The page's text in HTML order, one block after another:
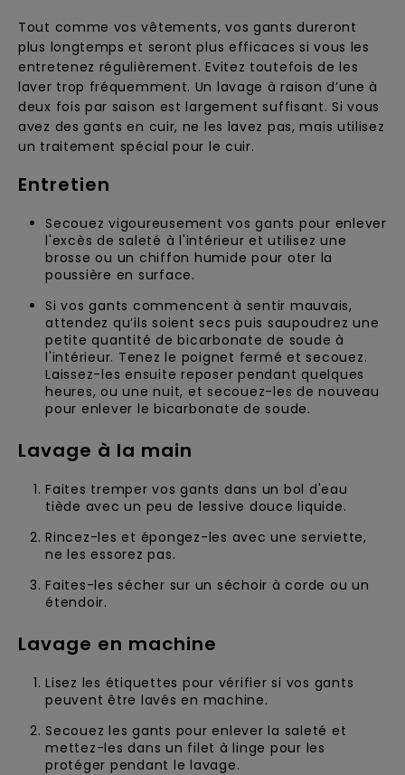
Tout comme vos vêtements, vos gants dureront
plus longtemps et seront plus efficaces si vous les
entretenez régulièrement. Evitez toutefois de les
laver trop fréquemment. Un lavage à raison d’une à
deux fois par saison est largement suffisant. Si vous
avez des gants en cuir, ne les lavez pas, mais utilisez
un traitement spécial pour le cuir.
Entretien
Secouez vigoureusement vos gants pour enlever
l'excès de saleté à l'intérieur et utilisez une
brosse ou un chiffon humide pour oter la
poussière en surface.
Si vos gants commencent à sentir mauvais,
attendez qu’ils soient secs puis saupoudrez une
petite quantité de bicarbonate de soude à
l'intérieur. Tenez le poignet fermé et secouez.
Laissez-les ensuite reposer pendant quelques
heures, ou une nuit, et secouez-les de nouveau
pour enlever le bicarbonate de soude.
Lavage à la main
Faites tremper vos gants dans un bol d'eau
tiède avec un peu de lessive douce liquide.
Rincez-les et épongez-les avec une serviette,
ne les essorez pas.
Faites-les sécher sur un séchoir à corde ou un
étendoir.
Lavage en machine
Lisez les étiquettes pour vérifier si vos gants
peuvent être lavés en machine.
Secouez les gants pour enlever la saleté et
mettez-les dans un filet à linge pour les
protéger pendant le lavage.